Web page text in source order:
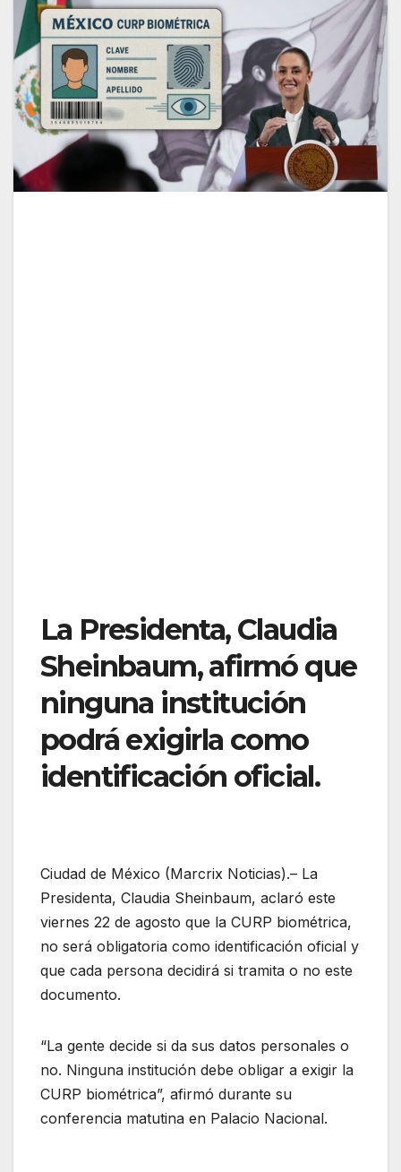
La Presidenta, Claudia
Sheinbaum, afirmó que
ninguna institución
podrá exigirla como
identificación oficial.
Ciudad de México (Marcrix Noticias).– La
Presidenta, Claudia Sheinbaum, aclaró este
viernes 22 de agosto que la CURP biométrica,
no será obligatoria como identificación oficial y
que cada persona decidirá si tramita o no este
documento.
“La gente decide si da sus datos personales o
no. Ninguna institución debe obligar a exigir la
CURP biométrica”, afirmó durante su
conferencia matutina en Palacio Nacional.